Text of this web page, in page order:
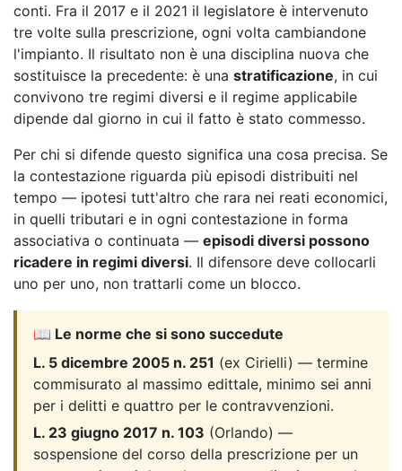
conti. Fra il 2017 e il 2021 il legislatore è intervenuto
tre volte sulla prescrizione, ogni volta cambiandone
l'impianto. Il risultato non è una disciplina nuova che
sostituisce la precedente: è una stratificazione, in cui
convivono tre regimi diversi e il regime applicabile
dipende dal giorno in cui il fatto è stato commesso.
Per chi si difende questo significa una cosa precisa. Se
la contestazione riguarda più episodi distribuiti nel
tempo — ipotesi tutt'altro che rara nei reati economici,
in quelli tributari e in ogni contestazione in forma
associativa o continuata — episodi diversi possono
ricadere in regimi diversi. Il difensore deve collocarli
uno per uno, non trattarli come un blocco.
📖 Le norme che si sono succedute
L. 5 dicembre 2005 n. 251 (ex Cirielli) — termine
commisurato al massimo edittale, minimo sei anni
per i delitti e quattro per le contravvenzioni.
L. 23 giugno 2017 n. 103 (Orlando) —
sospensione del corso della prescrizione per un